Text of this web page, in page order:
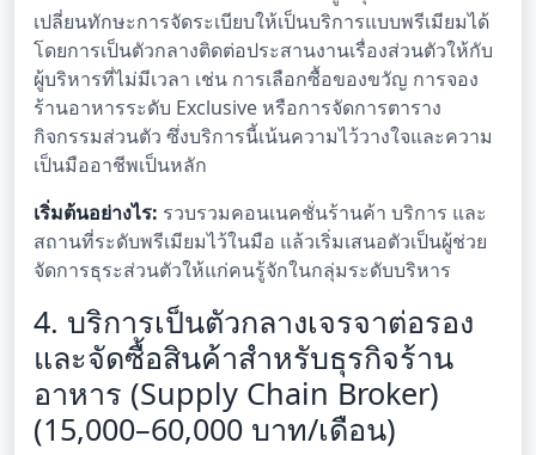
เปลี่ยนทักษะการจัดระเบียบให้เป็นบริการแบบพรีเมียมได้
โดยการเป็นตัวกลางติดต่อประสานงานเรื่องส่วนตัวให้กับ
ผู้บริหารที่ไม่มีเวลา เช่น การเลือกซื้อของขวัญ การจอง
ร้านอาหารระดับ Exclusive หรือการจัดการตาราง
กิจกรรมส่วนตัว ซึ่งบริการนี้เน้นความไว้วางใจและความ
เป็นมืออาชีพเป็นหลัก
เริ่มต้นอย่างไร: รวบรวมคอนเนคชั่นร้านค้า บริการ และ
สถานที่ระดับพรีเมียมไว้ในมือ แล้วเริ่มเสนอตัวเป็นผู้ช่วย
จัดการธุระส่วนตัวให้แก่คนรู้จักในกลุ่มระดับบริหาร
4. บริการเป็นตัวกลางเจรจาต่อรอง
และจัดซื้อสินค้าสำหรับธุรกิจร้าน
อาหาร (Supply Chain Broker)
(15,000–60,000 บาท/เดือน)